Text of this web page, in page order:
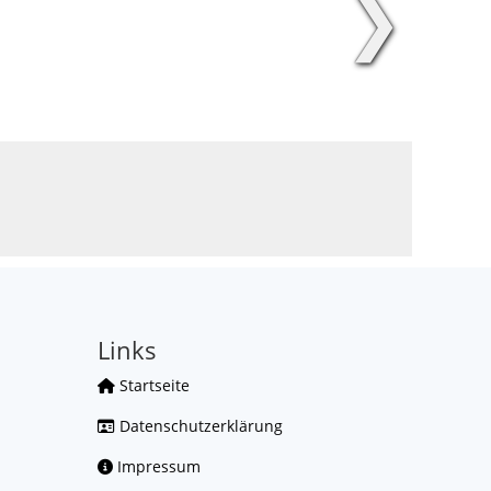
❯
Links
Startseite
Datenschutzerklärung
Impressum